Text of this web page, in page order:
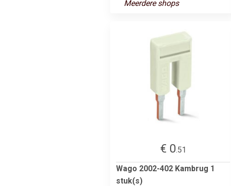
Meerdere shops
€ 0.51
Wago 2002-402 Kambrug 1
stuk(s)